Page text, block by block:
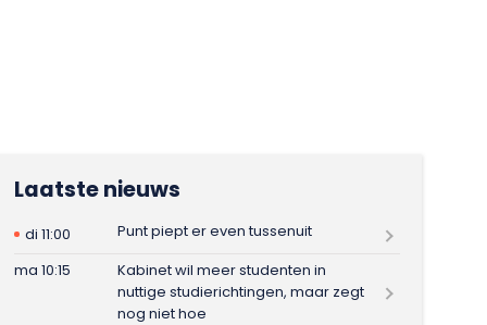
Laatste nieuws
di 11:00
Punt piept er even tussenuit
ma 10:15
Kabinet wil meer studenten in
nuttige studierichtingen, maar zegt
nog niet hoe